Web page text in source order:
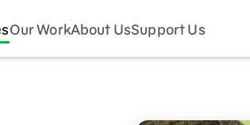
Our WorkAbout UsSupport Us